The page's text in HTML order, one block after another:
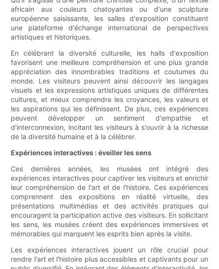
africain aux couleurs chatoyantes ou d'une sculpture
européenne saisissante, les salles d'exposition constituent
une plateforme d'échange international de perspectives
artistiques et historiques.
En célébrant la diversité culturelle, les halls d'exposition
favorisent une meilleure compréhension et une plus grande
appréciation des innombrables traditions et coutumes du
monde. Les visiteurs peuvent ainsi découvrir les langages
visuels et les expressions artistiques uniques de différentes
cultures, et mieux comprendre les croyances, les valeurs et
les aspirations qui les définissent. De plus, ces expériences
peuvent développer un sentiment d'empathie et
d'interconnexion, incitant les visiteurs à s'ouvrir à la richesse
de la diversité humaine et à la célébrer.
Expériences interactives : éveiller les sens
Ces dernières années, les musées ont intégré des
expériences interactives pour captiver les visiteurs et enrichir
leur compréhension de l'art et de l'histoire. Ces expériences
comprennent des expositions en réalité virtuelle, des
présentations multimédias et des activités pratiques qui
encouragent la participation active des visiteurs. En sollicitant
les sens, les musées créent des expériences immersives et
mémorables qui marquent les esprits bien après la visite.
Les expériences interactives jouent un rôle crucial pour
rendre l'art et l'histoire plus accessibles et captivants pour un